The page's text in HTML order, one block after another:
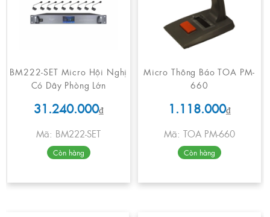
BM222-SET Micro Hội Nghị
Có Dây Phòng Lớn
31.240.000₫
Mã: BM222-SET
Còn hàng
Micro Thông Báo TOA PM-
660
1.118.000₫
Mã: TOA PM-660
Còn hàng